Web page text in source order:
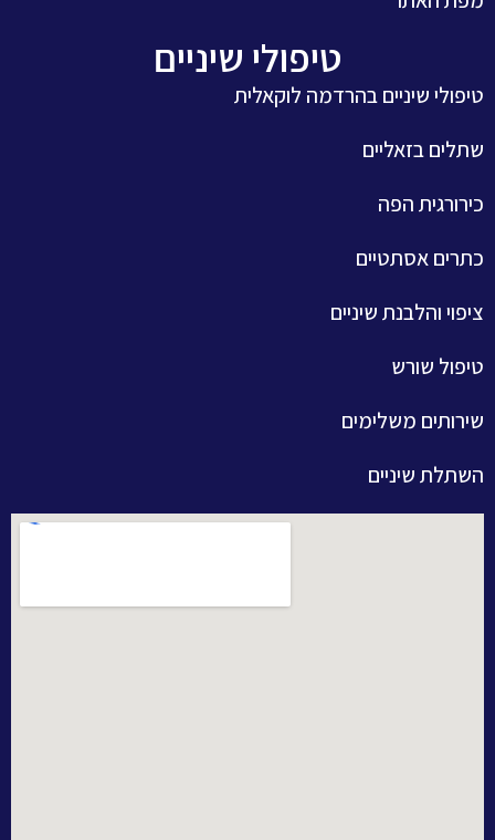
טיפולי שיניים
טיפולי שיניים בהרדמה לוקאלית
שתלים בזאליים
כירורגית הפה
כתרים אסתטיים
ציפוי והלבנת שיניים
טיפול שורש
שירותים משלימים
השתלת שיניים